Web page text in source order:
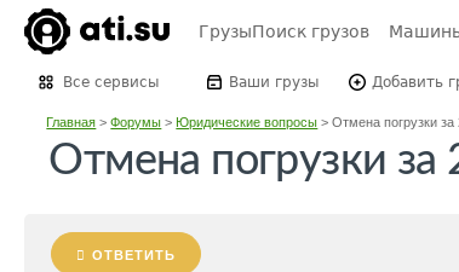
ГрузыПоиск грузов
Все сервисы Ваши грузы Добавить
Главная >Форумы >Юридические вопросы >Отмена погрузки за
Отмена погрузки за
ОТВЕТИТЬ